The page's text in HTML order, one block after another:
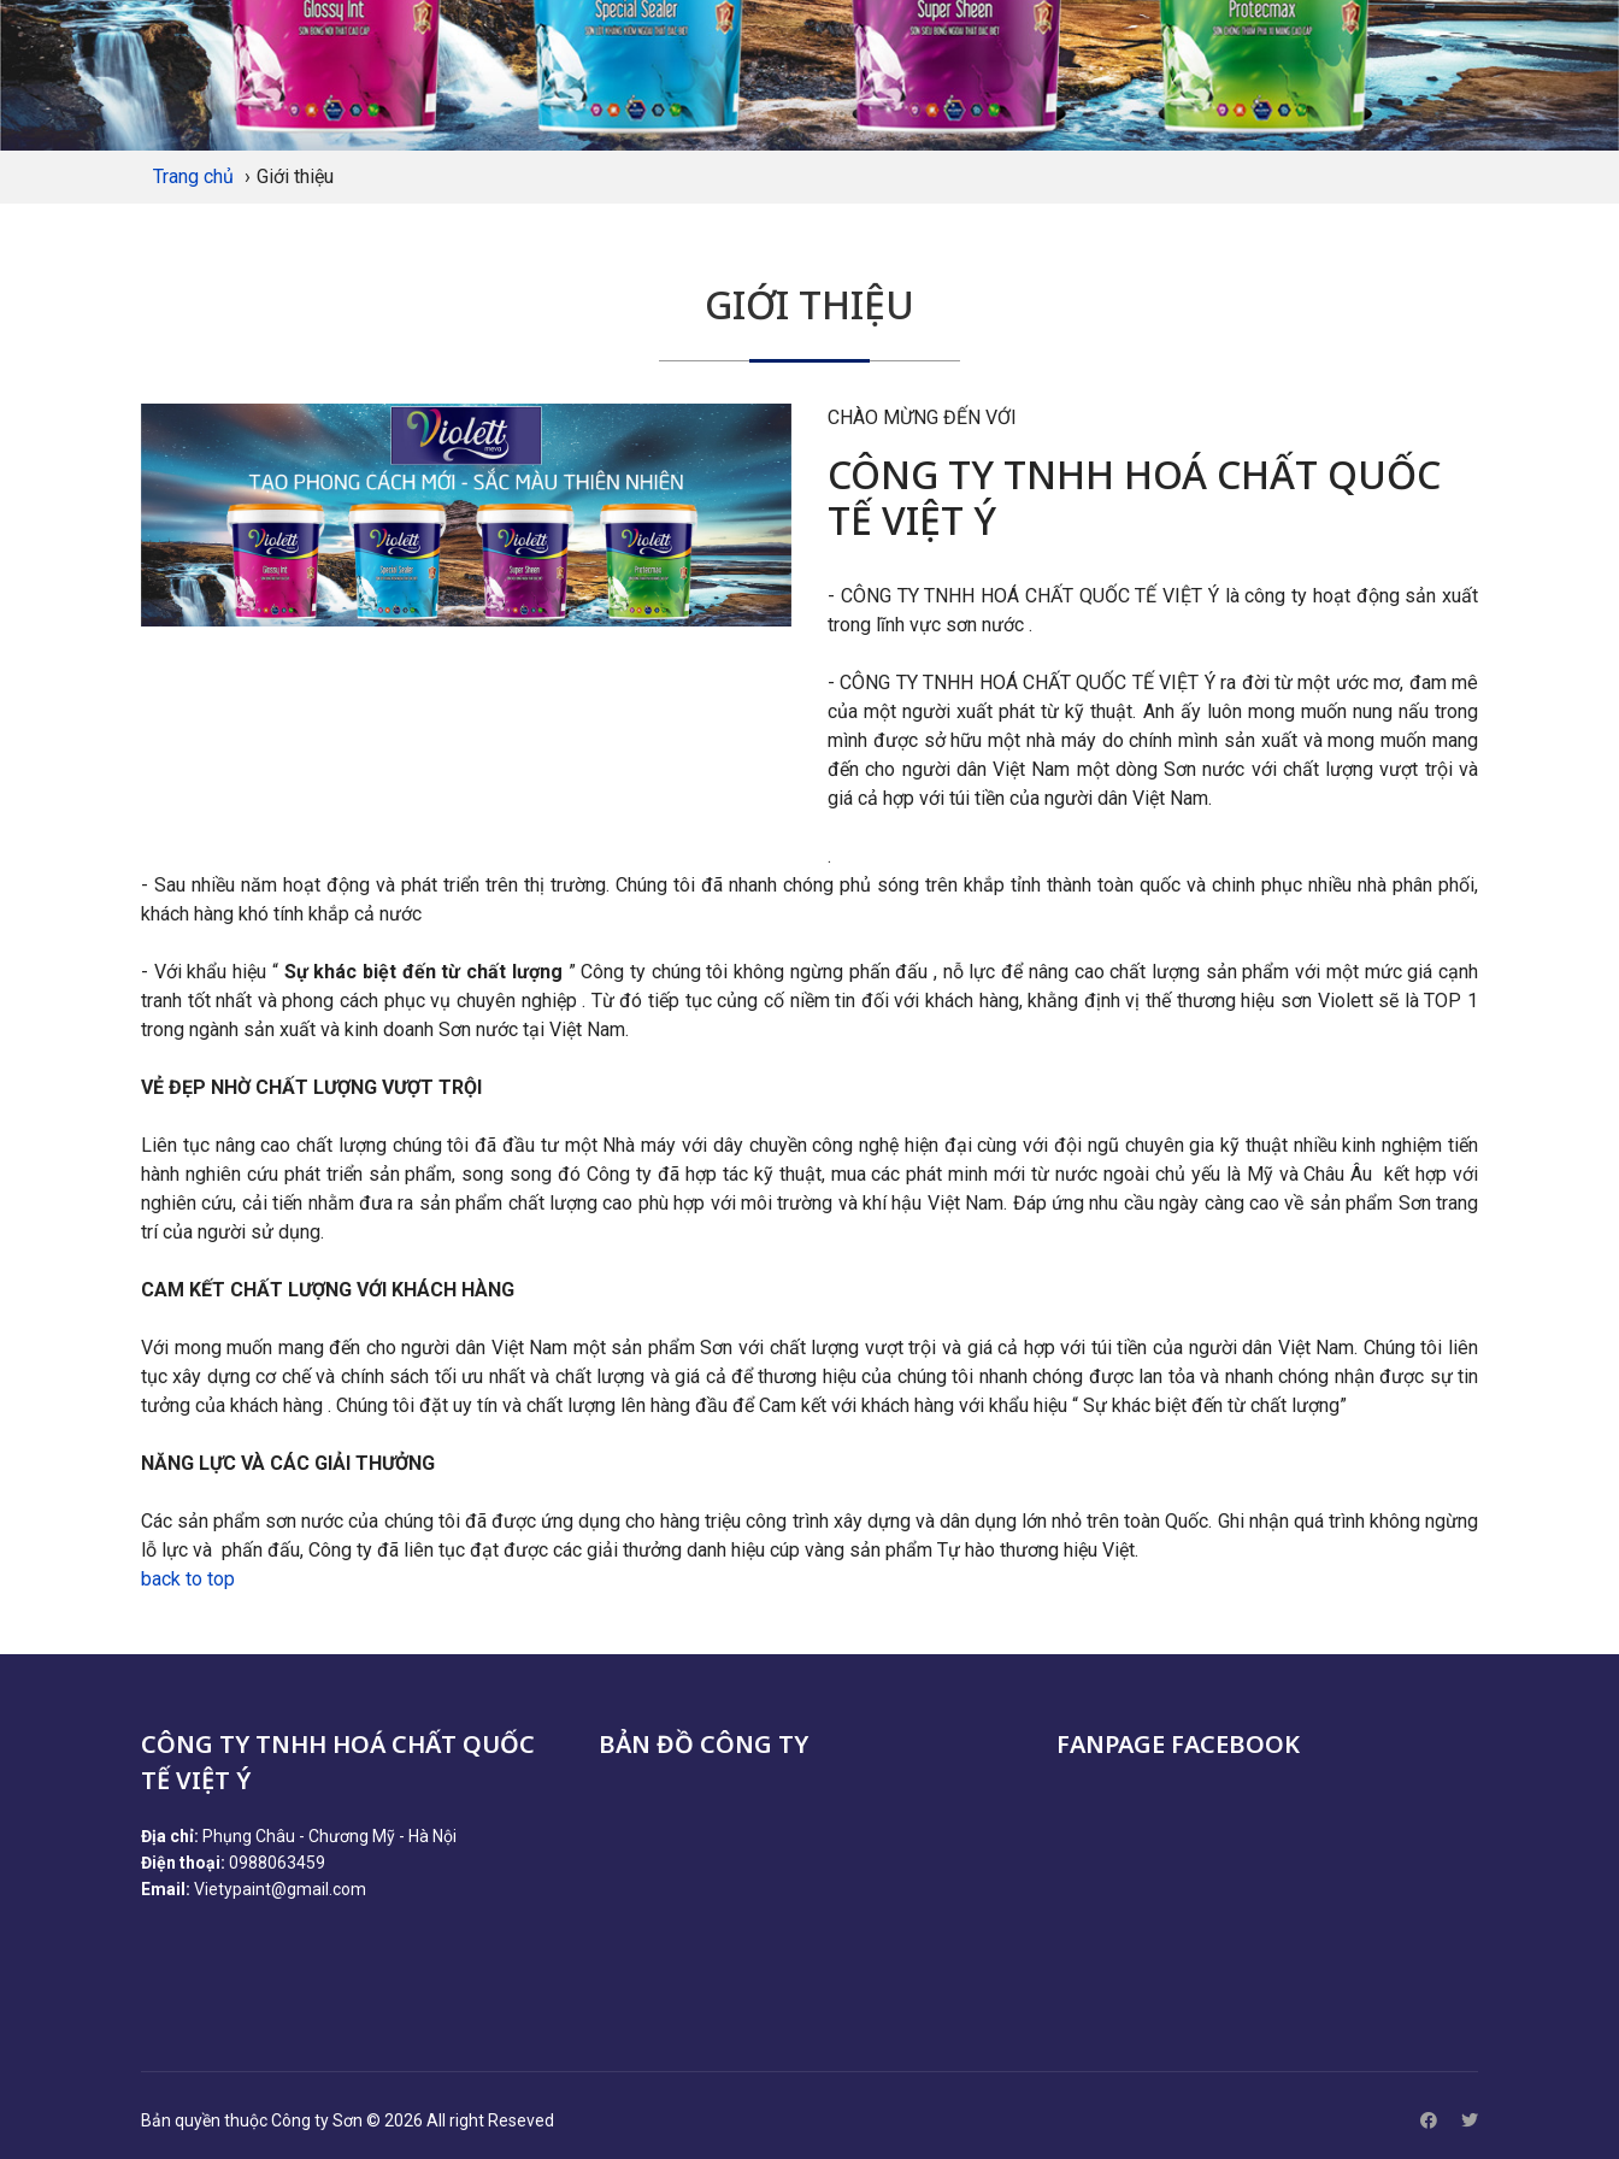
Trang chủ › Giới thiệu
GIỚI THIỆU
CHÀO MỪNG ĐẾN VỚI
CÔNG TY TNHH HOÁ CHẤT QUỐC
TẾ VIỆT Ý
- CÔNG TY TNHH HOÁ CHẤT QUỐC TẾ VIỆT Ýlà công ty hoạt động sản xuất
trong lĩnh vực sơn nước .
-CÔNG TY TNHH HOÁ CHẤT QUỐC TẾ VIỆT Ýra đời từ một ước mơ, đam mê
của một người xuất phát từ kỹ thuật. Anh ấy luôn mong muốn nung nấu trong
mình được sở hữu một nhà máy do chính mình sản xuất và mong muốn mang
đến cho người dân Việt Nam một dòng Sơn nước với chất lượng vượt trội và
giá cả hợp với túi tiền của người dân Việt Nam.
.
- Sau nhiều năm hoạt động và phát triển trên thị trường. Chúng tôi đã nhanh chóng phủ sóng trên khắp tỉnh thành toàn quốc và chinh phục nhiều nhà phân phối,
khách hàng khó tính khắp cả nước
- Với khẩu hiệu “Sự khác biệt đến từ chất lượng ” Công ty chúng tôi không ngừng phấn đấu , nỗ lực để nâng cao chất lượng sản phẩm với một mức giá cạnh
tranh tốt nhất và phong cách phục vụ chuyên nghiệp . Từ đó tiếp tục củng cố niềm tin đối với khách hàng, khằng định vị thế thương hiệu sơn Violett sẽ là TOP 1
trong ngành sản xuất và kinh doanh Sơn nước tại Việt Nam.
VẺ ĐẸP NHỜ CHẤT LƯỢNG VƯỢT TRỘI
Liên tục nâng cao chất lượng chúng tôi đã đầu tư một Nhà máy với dây chuyền công nghệ hiện đại cùng với đội ngũ chuyên gia kỹ thuật nhiều kinh nghiệm tiến
hành nghiên cứu phát triển sản phẩm, song song đó Công ty đã hợp tác kỹ thuật, mua các phát minh mới từ nước ngoài chủ yếu là Mỹ và Châu Âu kết hợp với
nghiên cứu, cải tiến nhằm đưa ra sản phẩm chất lượng cao phù hợp với môi trường và khí hậu Việt Nam. Đáp ứng nhu cầu ngày càng cao về sản phẩm Sơn trang
trí của người sử dụng.
CAM KẾT CHẤT LƯỢNG VỚI KHÁCH HÀNG
Với mong muốn mang đến cho người dân Việt Nam một sản phẩm Sơn với chất lượng vượt trội và giá cả hợp với túi tiền của người dân Việt Nam. Chúng tôi liên
tục xây dựng cơ chế và chính sách tối ưu nhất và chất lượng và giá cả để thương hiệu của chúng tôi nhanh chóng được lan tỏa và nhanh chóng nhận được sự tin
tưởng của khách hàng . Chúng tôi đặt uy tín và chất lượng lên hàng đầu để Cam kết với khách hàng với khẩu hiệu “ Sự khác biệt đến từ chất lượng”
NĂNG LỰC VÀ CÁC GIẢI THƯỞNG
Các sản phẩm sơn nước của chúng tôi đã được ứng dụng cho hàng triệu công trình xây dựng và dân dụng lớn nhỏ trên toàn Quốc. Ghi nhận quá trình không ngừng
lỗ lực và phấn đấu, Công ty đã liên tục đạt được các giải thưởng danh hiệu cúp vàng sản phẩm Tự hào thương hiệu Việt.
back to top
CÔNG TY TNHH HOÁ CHẤT QUỐC
TẾ VIỆT Ý
Địa chỉ: Phụng Châu - Chương Mỹ - Hà Nội
Điện thoại: 0988063459
Email: Vietypaint@gmail.com
BẢN ĐỒ CÔNG TY FANPAGE FACEBOOK
Bản quyền thuộc Công ty Sơn © 2026 All right Reseved